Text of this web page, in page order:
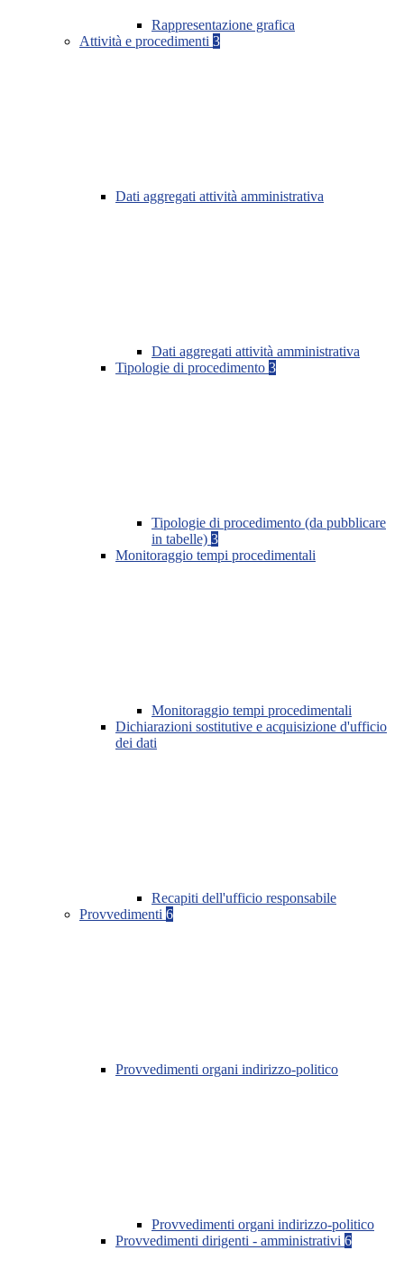
Rappresentazione grafica
Attività e procedimenti 3
Dati aggregati attività amministrativa
Dati aggregati attività amministrativa
Tipologie di procedimento 3
Tipologie di procedimento (da pubblicare
in tabelle) 3
Monitoraggio tempi procedimentali
Monitoraggio tempi procedimentali
Dichiarazioni sostitutive e acquisizione d'ufficio
dei dati
Recapiti dell'ufficio responsabile
Provvedimenti 6
Provvedimenti organi indirizzo-politico
Provvedimenti organi indirizzo-politico
Provvedimenti dirigenti - amministrativi 6